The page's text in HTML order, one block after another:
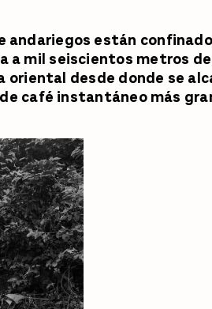
andariegos están
a mil seiscientos metros
oriental desde donde se
café instantáneo más